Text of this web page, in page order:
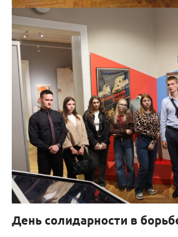
День солидарности в